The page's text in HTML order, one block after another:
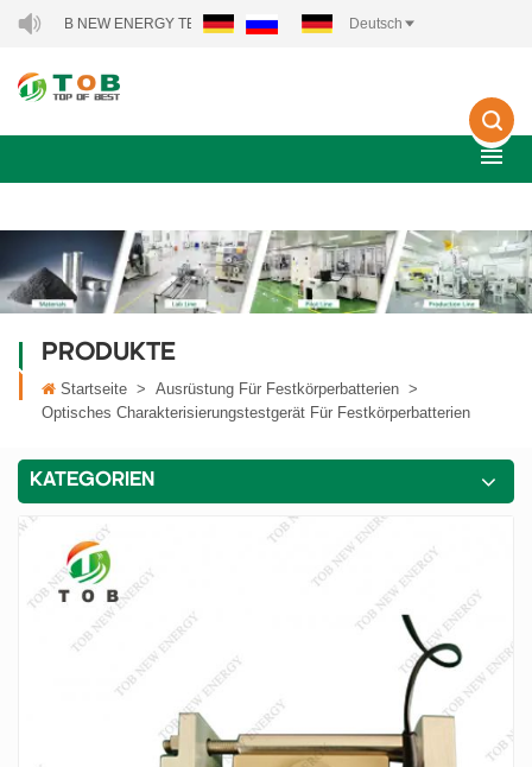
TOB NEW ENERGY TECHNOLOGY CO., LTD.. Deutsch
PRODUKTE
Startseite > Ausrüstung Für Festkörperbatterien >
Optisches Charakterisierungstestgerät Für Festkörperbatterien
KATEGORIEN